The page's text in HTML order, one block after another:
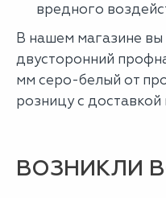
вредного
В нашем магазине вы
двусторонний
мм серо-белый от
розницу с
ВОЗНИКЛИ